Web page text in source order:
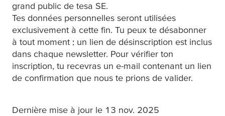
grand public de tesa SE.
Tes données personnelles seront utilisées
exclusivement à cette fin. Tu peux te désabonner
à tout moment ; un lien de désinscription est inclus
dans chaque newsletter. Pour vérifier ton
inscription, tu recevras un e-mail contenant un lien
de confirmation que nous te prions de valider.
Dernière mise à jour le 13 nov. 2025